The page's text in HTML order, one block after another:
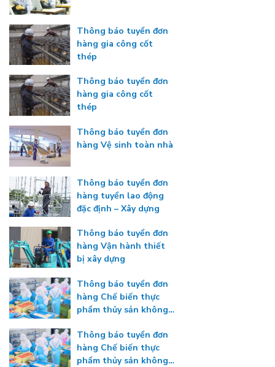
Thông báo tuyển đơn
hàng gia công cốt
thép
Thông báo tuyển đơn
hàng gia công cốt
thép
Thông báo tuyển đơn
hàng Vệ sinh toàn nhà
Thông báo tuyển đơn
hàng tuyển lao động
đặc định – Xây dựng
Thông báo tuyển đơn
hàng Vận hành thiết
bị xây dựng
Thông báo tuyển đơn
hàng Chế biến thực
phẩm thủy sản không
Thông báo tuyển đơn
hàng Chế biến thực
phẩm thủy sản không